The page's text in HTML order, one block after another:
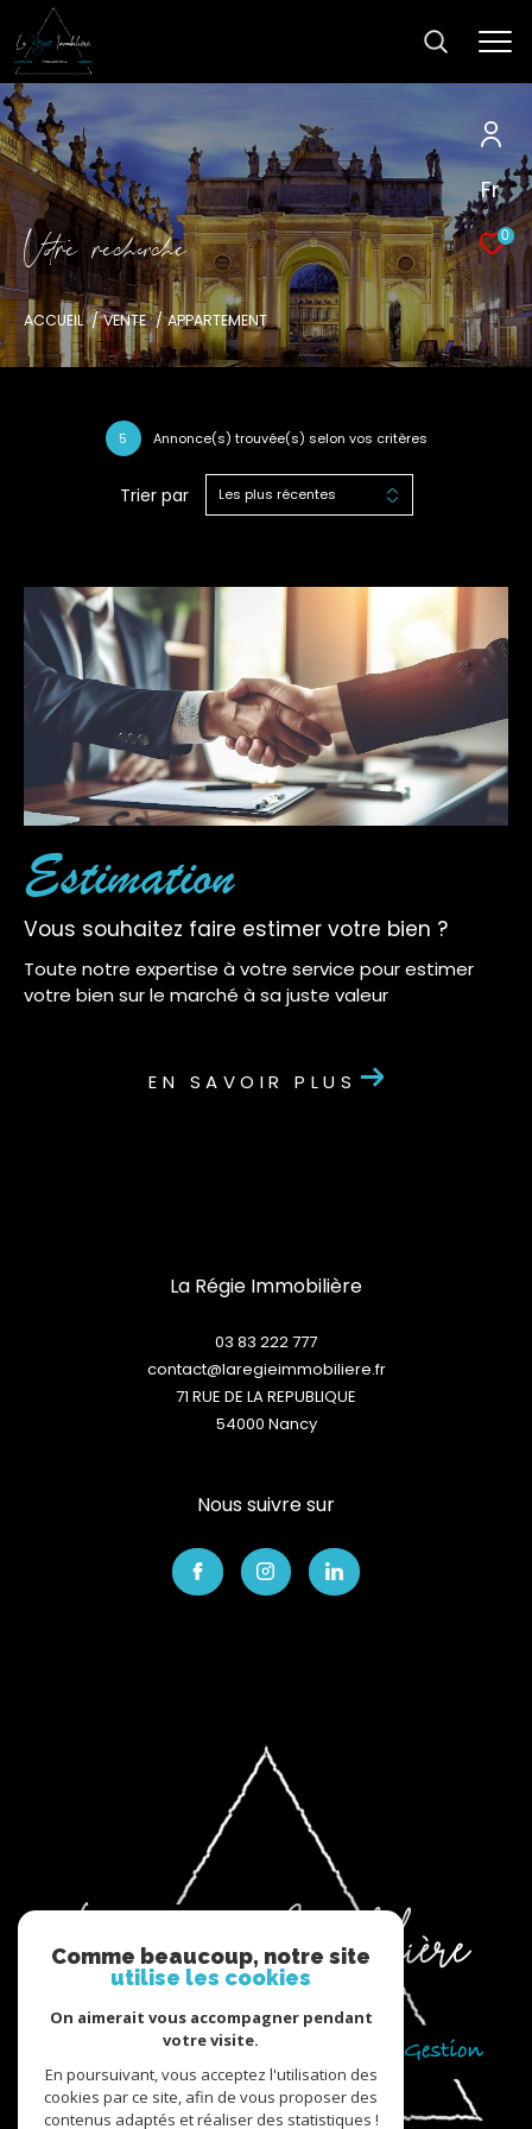
Fr
0
Vore recece
ACCUEIL VENTE APPARTEMENT
5 Annonce(s) trouvée(s) selon vos critères
Trier par Les plus récentes
Estimation
Vous souhaitez faire estimer votre bien ?
Toute notre expertise à votre service pour estimer
votre bien sur le marché à sa juste valeur
EN SAVOIR PLUS
La Régie Immobilière
03 83 222 777
contact@laregieimmobiliere.fr
71 RUE DE LA REPUBLIQUE
54000
nancy
Nous suivre sur
Comme beaucoup, notre site
utilise les cookies
On aimerait vous accompagner pendant
votre visite.
En poursuivant, vous acceptez l'utilisation des
cookies par ce site, afin de vous proposer des
contenus adaptés et réaliser des statistiques !